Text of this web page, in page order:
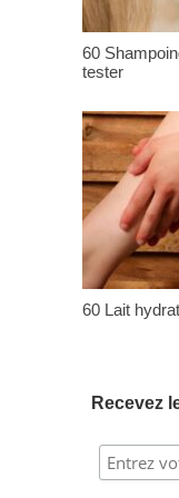
60
tester
60 Lait
Recevez